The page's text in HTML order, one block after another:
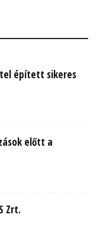
épített sikeres
előtt a
Zrt.